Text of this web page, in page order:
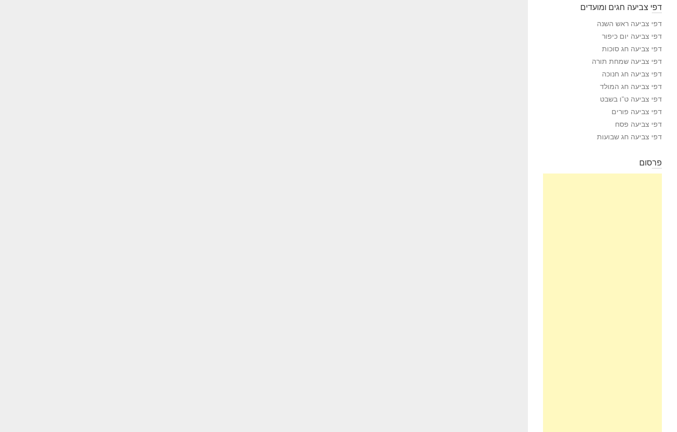
דפי צביעה חגים ומועדים
דפי צביעה ראש השנה
דפי צביעה יום כיפור
דפי צביעה חג סוכות
דפי צביעה שמחת תורה
דפי צביעה חג חנוכה
דפי צביעה חג המולד
דפי צביעה ט”ו בשבט
דפי צביעה פורים
דפי צביעה פסח
דפי צביעה חג שבועות
פרסום